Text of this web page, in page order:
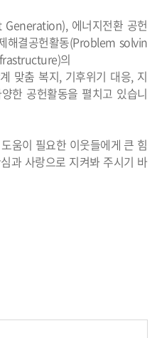
Generation), 에너지전환 공헌
해결공헌활동(Problem solvin
의
맞춤 복지, 기후위기 대응, 지
한 공헌활동을 펼치고 있습니
움이 필요한 이웃들에게 큰 힘
과 사랑으로 지켜봐 주시기 바